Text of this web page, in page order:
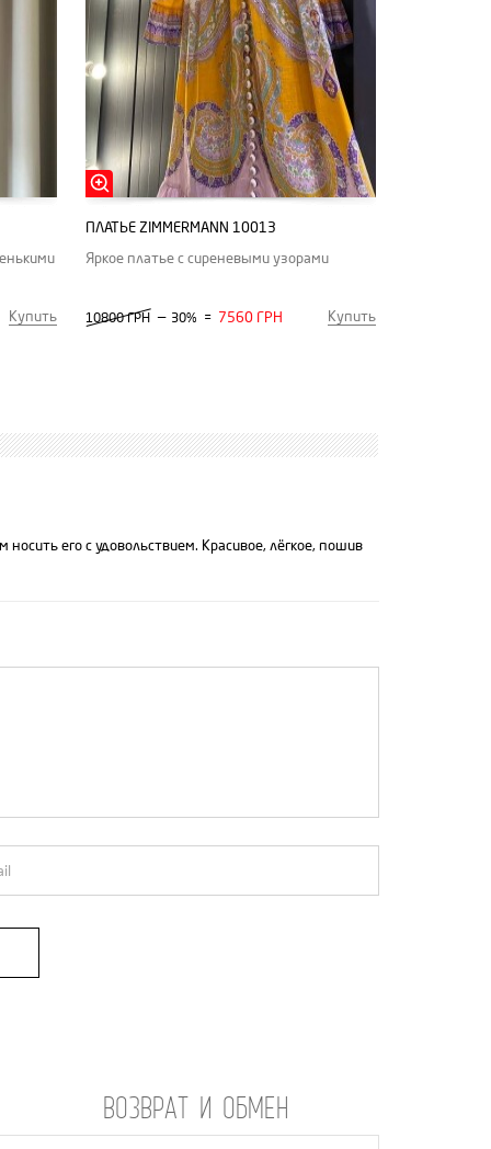
Купить
ПЛАТЬЕ ZIMMERMANN 10013
Яркое платье с сиреневыми узорами
10800 ГРН — 30% = 7560 ГРН Купить
его с удовольствием. Красивое, лёгкое, пошив
ВОЗВРАТ И ОБМЕН